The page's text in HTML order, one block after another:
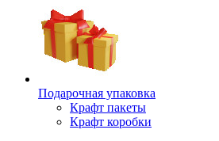
Подарочная упаковка
Крафт пакеты
Крафт коробки